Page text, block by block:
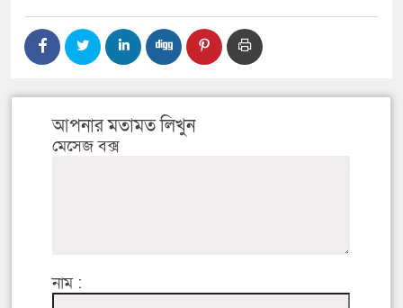
আপনার মতামত লিখুন
মেসেজ বক্স
নাম :